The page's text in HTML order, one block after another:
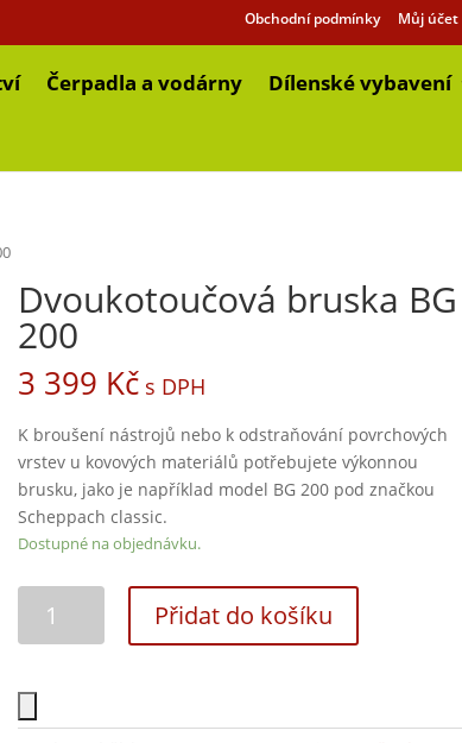
Obchodní podmínky Můj účet
Čerpadla a vodárny Dílenské vybavení
Dvoukotoučová bruska BG
200
3 399 Kč s DPH
K broušení nástrojů nebo k odstraňování povrchových
vrstev u kovových materiálů potřebujete výkonnou
brusku, jako je například model BG 200 pod značkou
Scheppach classic.
Dostupné na objednávku.
Přidat do košíku